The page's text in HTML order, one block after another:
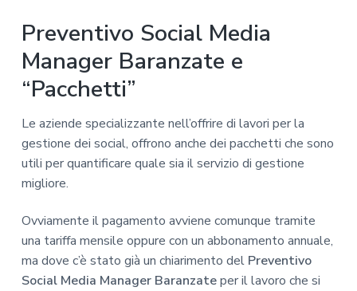
Preventivo Social Media
Manager Baranzate e
“Pacchetti”
Le aziende specializzante nell’offrire di lavori per la
gestione dei social, offrono anche dei pacchetti che sono
utili per quantificare quale sia il servizio di gestione
migliore.
Ovviamente il pagamento avviene comunque tramite
una tariffa mensile oppure con un abbonamento annuale,
ma dove c’è stato già un chiarimento del Preventivo
Social Media Manager Baranzateper il lavoro che si